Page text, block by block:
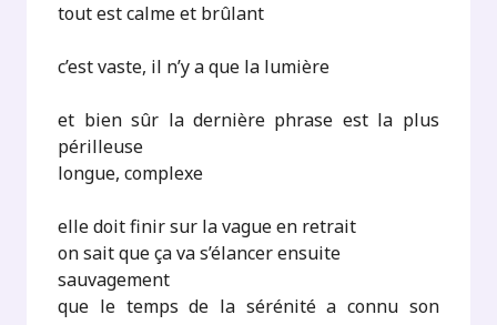
tout est calme et brûlant
c’est vaste, il n’y a que la lumière
et bien sûr la dernière phrase est la plus
périlleuse
longue, complexe
elle doit finir sur la vague en retrait
on sait que ça va s’élancer ensuite
sauvagement
que le temps de la sérénité a connu son